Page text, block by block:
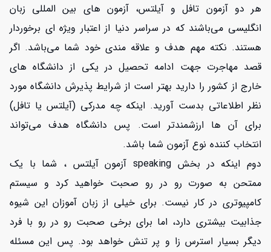
هر دو آزمون تافل و آیلتس، آزمون های بین المللی زبان
انگلیسی می‌باشند که در سراسر دنیا از اعتبار ویژه ای برخوردار
هستند. نکته مهم هدف و علاقه مندی خود شما می‌باشد. اگر
قصد مهاجرت جهت ادامه تحصیل در یکی از دانشگاه های
خارج از کشور را دارید بهتر است از شرایط پذیرش دانشگاه مورد
نظر اطلاعاتی بدست آورید. اینکه چه مدرکی (آیلتس یا تافل)
برای آن ها ارزشمندتر است. پس دانشگاه هدف می‌تواند
انتخاب کننده نوع آزمون شما باشد.
دوم اینکه در بخش speaking آزمون آیلتس ، شما با یک
ممتحن به صورت رو در رو صحبت خواهید کرد و سیستم
کامپیوتری در کار نیست. برای خیلی از زبان آموزان این شیوه
جذابیت بیشتری دارد، اما برای برخی صحبت رو در رو با فرد
دیگر بسیار استرس زا و پر تنش خواهد بود. پس این مسئله